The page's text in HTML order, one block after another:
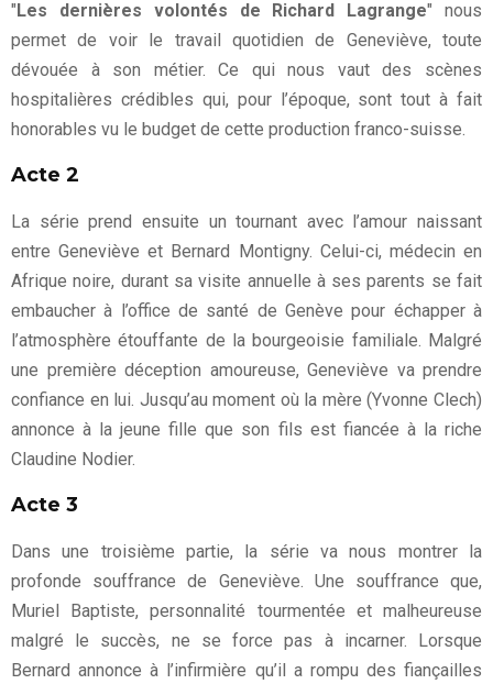
"Les dernières volontés de Richard Lagrange" nous
permet de voir le travail quotidien de Geneviève, toute
dévouée à son métier. Ce qui nous vaut des scènes
hospitalières crédibles qui, pour l’époque, sont tout à fait
honorables vu le budget de cette production franco-suisse.
Acte 2
La série prend ensuite un tournant avec l’amour naissant
entre Geneviève et Bernard Montigny. Celui-ci, médecin en
Afrique noire, durant sa visite annuelle à ses parents se fait
embaucher à l’office de santé de Genève pour échapper à
l’atmosphère étouffante de la bourgeoisie familiale. Malgré
une première déception amoureuse, Geneviève va prendre
confiance en lui. Jusqu’au moment où la mère (Yvonne Clech)
annonce à la jeune fille que son fils est fiancée à la riche
Claudine Nodier.
Acte 3
Dans une troisième partie, la série va nous montrer la
profonde souffrance de Geneviève. Une souffrance que,
Muriel Baptiste, personnalité tourmentée et malheureuse
malgré le succès, ne se force pas à incarner. Lorsque
Bernard annonce à l’infirmière qu’il a rompu des fiançailles